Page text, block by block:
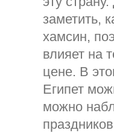
заметить,
хамсин,
влияет на
цене. В
Египет
можно